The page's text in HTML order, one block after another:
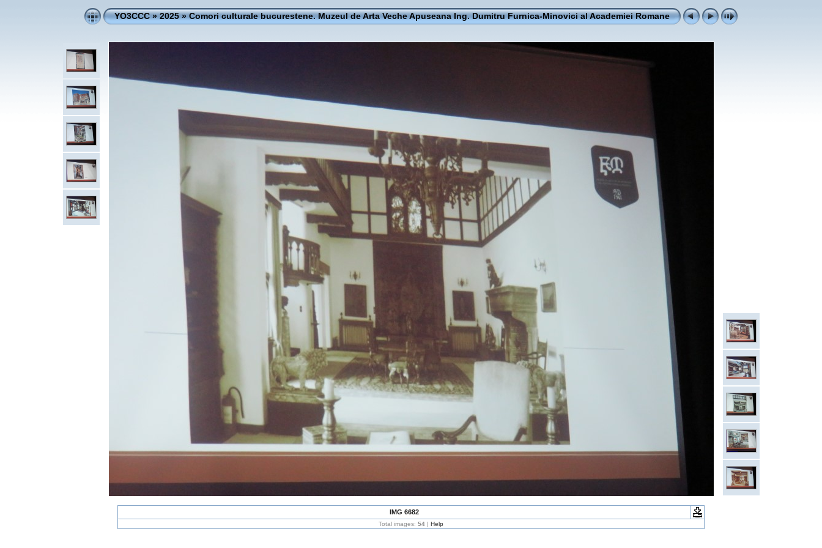
YO3CCC»2025»Comori culturale bucurestene. Muzeul de Arta Veche Apuseana Ing. Dumitru Furnica-Minovici al Academiei Romane
IMG 6682
Total images: 54 | Help